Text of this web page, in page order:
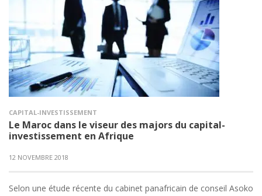
CAPITAL-INVESTISSEMENT
Le Maroc dans le viseur des majors du capital-
investissement en Afrique
12 NOVEMBRE 2018
Selon une étude récente du cabinet panafricain de conseil Asoko